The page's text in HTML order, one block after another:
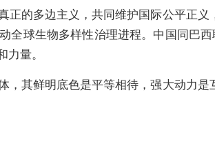
的多边主义，共同维护国际公平正义
全球生物多样性治理进程。中国同巴
量。
，其鲜明底色是平等相待，强大动力